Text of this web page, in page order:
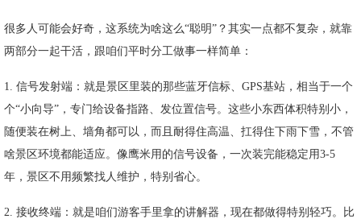
很多人可能会好奇，这系统为啥这么“聪明”？其实一点都不复杂，就靠
两部分一起干活，跟咱们平时分工做事一样简单：
1. 信号发射端：就是景区里装的那些蓝牙信标、GPS基站，相当于一个
个“小向导”，专门给设备指路、发位置信号。这些小东西体积特别小，
随便装在树上、墙角都可以，而且耐得住高温、扛得住下雨下雪，不管
啥景区环境都能适应。像鹰米用的信号设备，一次装完能稳定用3-5
年，景区不用频繁找人维护，特别省心。
2. 接收终端：就是咱们游客手里拿的讲解器，现在都做得特别轻巧。比